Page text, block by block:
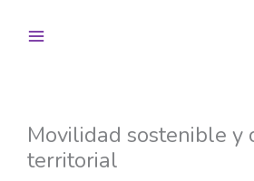
Movilidad sostenible y
territorial